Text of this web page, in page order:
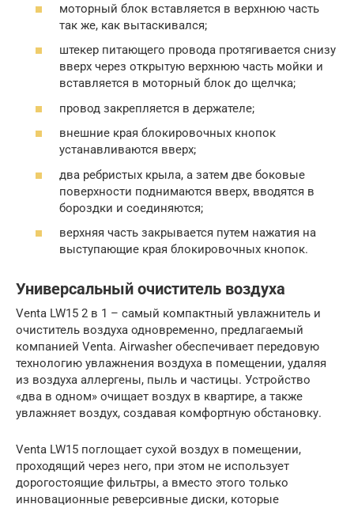
моторный блок вставляется в верхнюю часть
так же, как вытаскивался;
штекер питающего провода протягивается снизу
вверх через открытую верхнюю часть мойки и
вставляется в моторный блок до щелчка;
провод закрепляется в держателе;
внешние края блокировочных кнопок
устанавливаются вверх;
два ребристых крыла, а затем две боковые
поверхности поднимаются вверх, вводятся в
бороздки и соединяются;
верхняя часть закрывается путем нажатия на
выступающие края блокировочных кнопок.
Универсальный очиститель воздуха
Venta LW15 2 в 1 – самый компактный увлажнитель и
очиститель воздуха одновременно, предлагаемый
компанией Venta. Airwasher обеспечивает передовую
технологию увлажнения воздуха в помещении, удаляя
из воздуха аллергены, пыль и частицы. Устройство
«два в одном» очищает воздух в квартире, а также
увлажняет воздух, создавая комфортную обстановку.
Venta LW15 поглощает сухой воздух в помещении,
проходящий через него, при этом не использует
дорогостоящие фильтры, а вместо этого только
инновационные реверсивные диски, которые